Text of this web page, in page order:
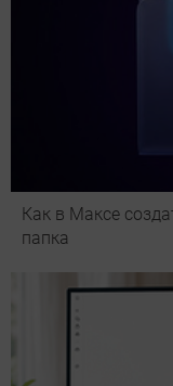
Как в Максе
папка